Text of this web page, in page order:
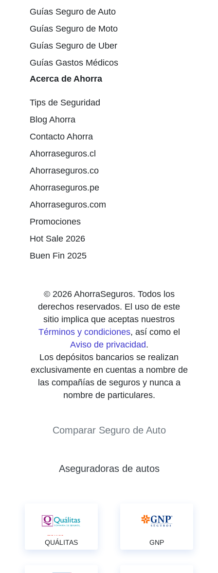
Guías Seguro de Auto
Guías Seguro de Moto
Guías Seguro de Uber
Guías Gastos Médicos
Acerca de Ahorra
Tips de Seguridad
Blog Ahorra
Contacto Ahorra
Ahorraseguros.cl
Ahorraseguros.co
Ahorraseguros.pe
Ahorraseguros.com
Promociones
Hot Sale 2026
Buen Fin 2025
© 2026 AhorraSeguros. Todos los
derechos reservados. El uso de este
sitio implica que aceptas nuestros
Términos y condiciones, así como el
Aviso de privacidad.
Los depósitos bancarios se realizan
exclusivamente en cuentas a nombre de
las compañías de seguros y nunca a
nombre de particulares.
Comparar Seguro de Auto
Aseguradoras de autos
QUÁLITAS GNP